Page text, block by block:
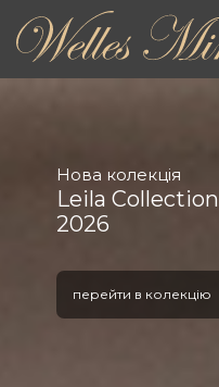
Нова колекція
Leila Collection
2026
перейти в колекцію